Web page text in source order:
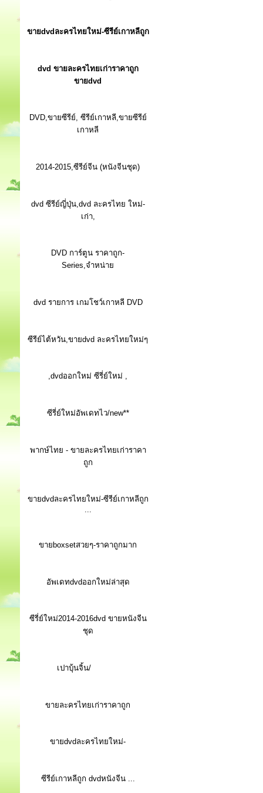
ขายdvdละครไทยใหม่-ซีรีย์เกาหลีถูก
dvd ขายละครไทยเก่าราคาถูก
ขายdvd
DVD,ขายซีรีย์, ซีรีย์เกาหลี,ขายซีรีย์
เกาหลี
2014-2015,ซีรีย์จีน (หนังจีนชุด)
dvd ซีรีย์ญี่ปุ่น,dvd ละครไทย ใหม่-
เก่า,
DVD การ์ตูน ราคาถูก-
Series,จำหน่าย
dvd รายการ เกมโชว์เกาหลี DVD
ซีรีย์ไต้หวัน,ขายdvd ละครไทยใหม่ๆ
,dvdออกใหม่ ซีรี่ย์ใหม่ ,
ซีรี่ย์ใหม่อัพเดทไว/new**
พากษ์ไทย - ขายละครไทยเก่าราคา
ถูก
ขายdvdละครไทยใหม่-ซีรีย์เกาหลีถูก
...
ขายboxsetสวยๆ-ราคาถูกมาก
อัพเดทdvdออกใหม่ล่าสุด
ซีรี่ย์ใหม่2014-2016dvd ขายหนังจีน
ชุด
เปาบุ้นจิ้น/
ขายละครไทยเก่าราคาถูก
ขายdvdละครไทยใหม่-
ซีรีย์เกาหลีถูก dvdหนังจีน ...